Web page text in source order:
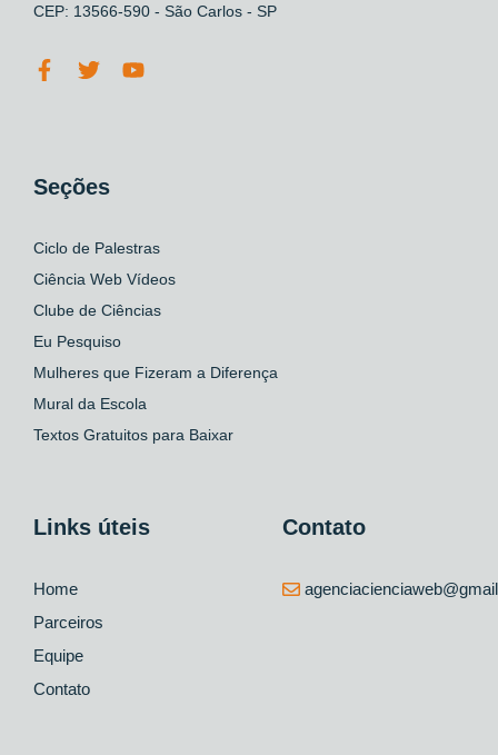
CEP: 13566-590 - São Carlos - SP
Seções
Ciclo de Palestras
Ciência Web Vídeos
Clube de Ciências
Eu Pesquiso
Mulheres que Fizeram a Diferença
Mural da Escola
Textos Gratuitos para Baixar
Links úteis
Home
Parceiros
Equipe
Contato
Contato